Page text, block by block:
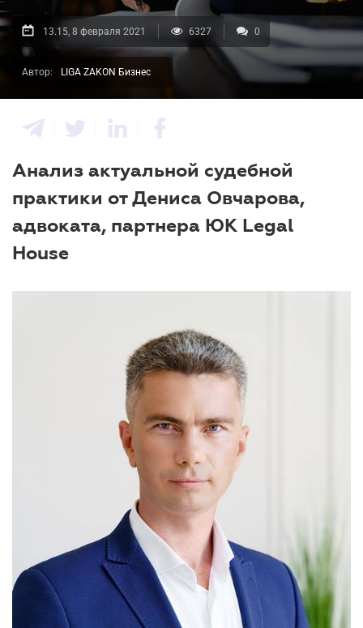
13.15, 8 февраля 2021 6327 0
Автор: LIGA ZAKON Бизнес
Анализ актуальной судебной
практики от Дениса Овчарова,
адвоката, партнера ЮК Legal
House